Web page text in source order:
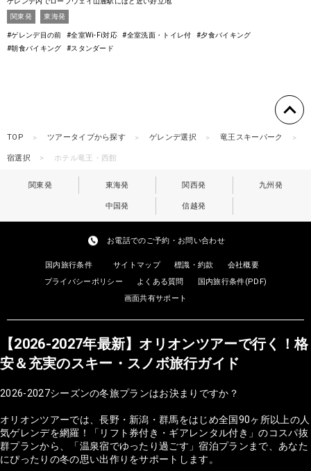
関東発
東海発
#ゲレンデ目の前 #全室Wi-Fi対応 #全室洗面・トイレ付
#夕食バイキング
#朝食バイキング
#スタンダード
TOP ツアータイプから探す ゲレンデ選択 竜王スキーパーク
宿選択 ホテル竜王・西館
関東発 東海発 関西発 九州発
中国発 信越発
お電話でのご予約・お問い合わせ
国内旅行条件 サイトマップ 標識・約款
会社概要
プライバシーポリシー
よくある質問
国内旅行条件(PDF)
画面共有サポート
【2026-2027年最新】オリオンツアーで行く！格
安＆充実のスキー・スノボ旅行ガイド
2026-2027シーズンの冬旅プランはお決まりですか？
オリオンツアーでは、長野・新潟・群馬をはじめ全国90ヶ所以上の人
気ゲレンデを網羅！「リフト券付き・ギアレンタル付き」のコスパ抜
群プランから、「温泉宿でゆったり過ごす」宿泊プランまで、あなた
にぴったりの冬の思い出作りをサポートします。